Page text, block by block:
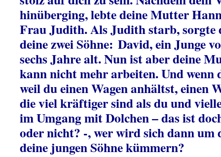
hinüberging, lebte deine Mutter
Frau Judith. Als Judith starb,
deine zwei Söhne: David, ein Junge
sechs Jahre alt. Nun ist aber deine
kann nicht mehr arbeiten. Und wenn
weil du einen Wagen anhältst, einen
die viel kräftiger sind als du und
im Umgang mit Dolchen – das ist
oder nicht? -, wer wird sich dann
deine jungen Söhne kümmern?